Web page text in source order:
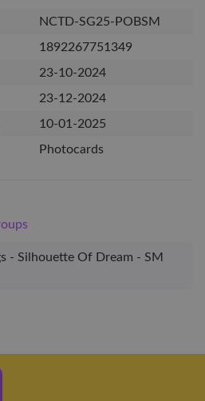
NCTD-SG25-POBSM
1892267751349
23-10-2024
23-12-2024
10-01-2025
Photocards
- Silhouette Of Dream - SM